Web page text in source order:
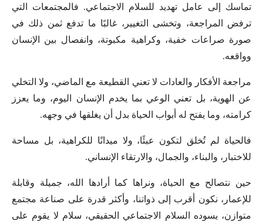
تماسك إلى عامل تهديد للسلام الاجتماعي. فالمجتمعات التي
ترفض المراجعة، وتخشى التغيير، غالبًا ما تدفع ثمن ذلك في
صورة صراعات خفية، وكراهية مكبوتة، وانفصال بين الإنسان
وواقعه.
مراجعة الأفكار والعادات لا تعني القطيعة مع الماضي، ولا التخلي
عن الهوية، بل تعني الوعي بما يخدم الإنسان اليوم، وما يعزز
كرامته، وما يفتح له أبواب الحياة بدل أن يغلقها في وجهه.
فالحياة لم تُخلق لتكون عبئًا، ولا ميدانًا للكراهية، بل مساحة
للاختبار، والبناء، والجمال، والارتقاء الإنساني.
حين نتصالح مع الحياة، ونراها كما أرادها الله، جميلة وقابلة
للإعمار، نكون أقرب إلى ذواتنا، وأكثر قدرة على صناعة مجتمع
متوازن، يسوده السلام الاجتماعي الحقيقي، سلام لا يقوم على